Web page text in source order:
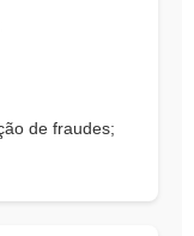
de fraudes;